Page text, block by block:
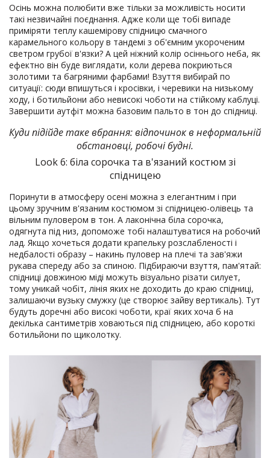
Осінь можна полюбити вже тільки за можливість носити
такі незвичайні поєднання. Адже коли ще тобі випаде
приміряти теплу кашемірову спідницю смачного
карамельного кольору в тандемі з об'ємним укороченим
светром грубої в'язки? А цей ніжний колір осіннього неба, як
ефектно він буде виглядати, коли дерева покриються
золотими та багряними фарбами! Взуття вибирай по
ситуації: сюди впишуться і кросівки, і черевики на низькому
ходу, і ботильйони або невисокі чоботи на стійкому каблуці.
Завершити аутфіт можна базовим пальто в тон до спідниці.
Куди підійде таке вбрання: відпочинок в неформальній
обстановці, робочі будні.
Look 6: біла сорочка та в'язаний костюм зі
спідницею
Поринути в атмосферу осені можна з елегантним і при
цьому зручним в'язаним костюмом зі спідницею-олівець та
вільним пуловером в тон. А лаконічна біла сорочка,
одягнута під низ, допоможе тобі налаштуватися на робочий
лад. Якщо хочеться додати крапельку розслабленості і
недбалості образу – накинь пуловер на плечі та зав'яжи
рукава спереду або за спиною. Підбираючи взуття, пам'ятай:
спідниці довжиною міді можуть візуально різати силует,
тому уникай чобіт, лінія яких не доходить до краю спідниці,
залишаючи вузьку смужку (це створює зайву вертикаль). Тут
будуть доречні або високі чоботи, краї яких хоча б на
декілька сантиметрів ховаються під спідницею, або короткі
ботильйони по щиколотку.